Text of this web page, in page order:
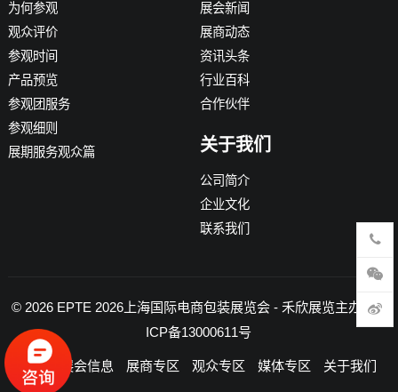
为何参观
观众评价
参观时间
产品预览
参观团服务
参观细则
展期服务观众篇
展会新闻
展商动态
资讯头条
行业百科
合作伙伴
关于我们
公司简介
企业文化
联系我们
© 2026 EPTE 2026上海国际电商包装展览会- 禾欣展览主办 -沪
ICP备13000611号
首页 展会信息 展商专区 观众专区 媒体专区 关于我们